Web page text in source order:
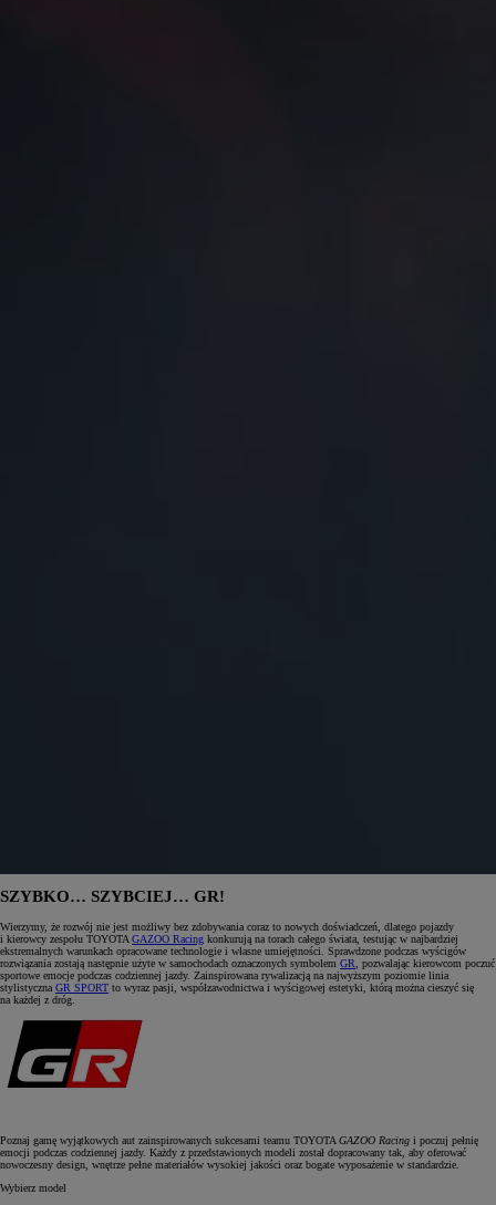
SZYBKO… SZYBCIEJ… GR!
Wierzymy, że rozwój nie jest możliwy bez zdobywania coraz to nowych doświadczeń, dlatego pojazdy
i kierowcy zespołu TOYOTA GAZOO Racing konkurują na torach całego świata, testując w najbardziej
ekstremalnych warunkach opracowane technologie i własne umiejętności. Sprawdzone podczas wyścigów
rozwiązania zostają następnie użyte w samochodach oznaczonych symbolem GR , pozwalając kierowcom poczuć
sportowe emocje podczas codziennej jazdy. Zainspirowana rywalizacją na najwyższym poziomie linia
stylistyczna GR SPORT to wyraz pasji, współzawodnictwa i wyścigowej estetyki, którą można cieszyć się
na każdej z dróg.
Poznaj gamę wyjątkowych aut zainspirowanych sukcesami teamu TOYOTA GAZOO Racing i poczuj pełnię
emocji podczas codziennej jazdy. Każdy z przedstawionych modeli został dopracowany tak, aby oferować
nowoczesny design, wnętrze pełne materiałów wysokiej jakości oraz bogate wyposażenie w standardzie.
Wybierz model